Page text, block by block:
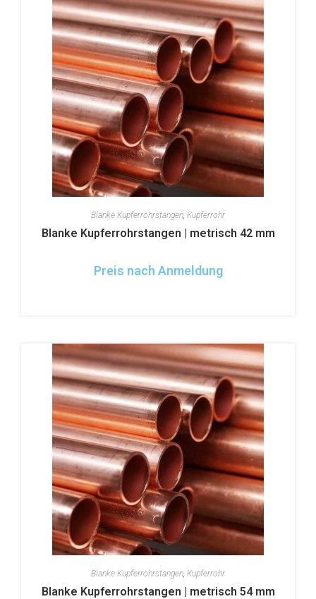
Blanke Kupferrohrstangen, Kupferrohr
Blanke Kupferrohrstangen | metrisch 42 mm
Preis nach Anmeldung
Blanke Kupferrohrstangen, Kupferrohr
Blanke Kupferrohrstangen | metrisch 54 mm